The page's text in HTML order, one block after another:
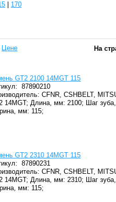
170
Цене На
GT2 2100 14MGT 115
87890210
CFNR, CSHBELT,
14MGT; Длина, мм: 2100; Шаг
мм: 115;
GT2 2310 14MGT 115
87890231
CFNR, CSHBELT,
14MGT; Длина, мм: 2310; Шаг
мм: 115;